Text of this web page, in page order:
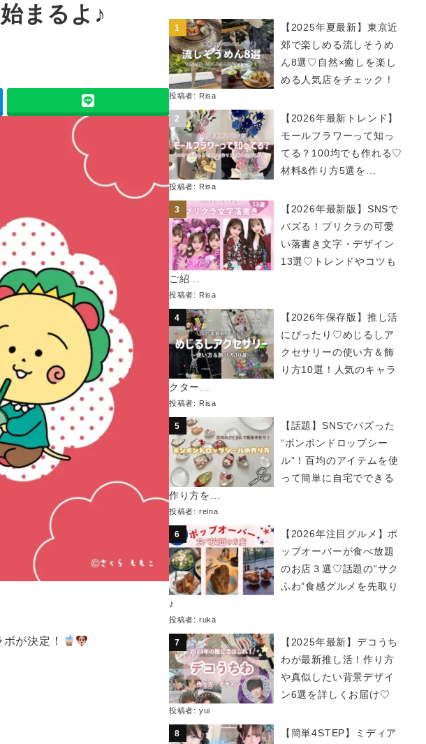
まるよ♪
が決定！
【2025年夏最新】東京近
郊で楽しめる流しそうめ
ん8選♡自然×癒しを楽し
める人気店をチェック！
投稿者: Risa
【2026年最新トレンド】
モールフラワーって知っ
てる？100均でも作れる♡
材料&作り方5選を...
投稿者: Risa
【2026年最新版】SNSで
バズる！プリクラの可愛
い落書き文字・デザイン
13選♡トレンドやコツも
ご紹...
投稿者: Risa
【2026年保存版】推し活
にぴったり♡めじるしア
クセサリーの使い方＆飾
り方10選！人気のキャラ
クター...
投稿者: Risa
【話題】SNSでバズった
“ボンボンドロップシー
ル”！百均のアイテムを使
って簡単に自宅でできる
作り方を...
投稿者: reina
【2026年注目グルメ】ポ
ップオーバーが食べ放題
のお店３選♡話題の“サク
ふわ”食感グルメを先取り
♪
投稿者: ruka
【2025年最新】デコうち
わが最新推し活！作り方
や真似したい背景デザイ
ン6選を詳しくお届け♡
投稿者: yui
【簡単4STEP】ミディア